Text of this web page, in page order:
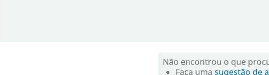
Não encontrou o que